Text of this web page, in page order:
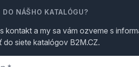
DO NÁŠHO KATALÓGU?
kontakt a my sa vám ozveme s
siete katalógov B2M.CZ.